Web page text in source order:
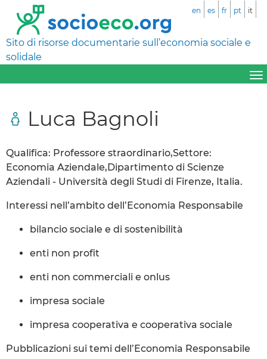
Sito di risorse documentarie sull’economia sociale e
solidale
en es fr pt it
Luca Bagnoli
Qualifica: Professore straordinario,Settore:
Economia Aziendale,Dipartimento di Scienze
Aziendali - Università degli Studi di Firenze, Italia.
Interessi nell’ambito dell’Economia Responsabile
bilancio sociale e di sostenibilità
enti non profit
enti non commerciali e onlus
impresa sociale
impresa cooperativa e cooperativa sociale
Pubblicazioni sui temi dell’Economia Responsabile